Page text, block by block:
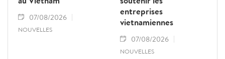
07/08/2026
NOUVELLES
entreprises
vietnamiennes
07/08/2026
NOUVELLES